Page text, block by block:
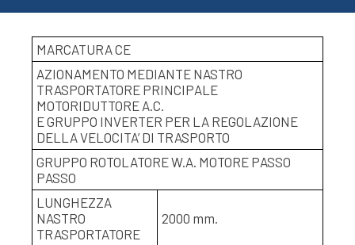
MARCATURA CE
AZIONAMENTO MEDIANTE NASTRO
TRASPORTATORE PRINCIPALE
MOTORIDUTTORE A.C.
E GRUPPO INVERTER PER LA REGOLAZIONE
DELLA VELOCITA’ DI TRASPORTO
GRUPPO ROTOLATORE W.A. MOTORE PASSO
PASSO
LUNGHEZZA
NASTRO
TRASPORTATORE
2000 mm.